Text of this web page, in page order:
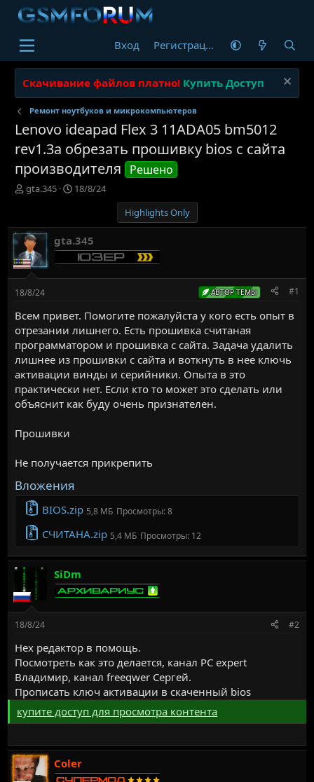
Вход Регистрация
Скачивание файлов платно! Купить Доступ
Ремонт ноутбуков и микрокомпьютеров
Lenovo ideapad Flex 3 11ADA05 bm5012
rev1.3a обрезать прошивку bios с сайта
производителя Решено
А
о
р
т
е
м
ы
gta.345
Д
а
н
а
ч
а
18/8/24
Highlights Only
gta.345
18/8/24 АВТОР ТЕМЫ #1
Всем привет. Помогите пожалуйста у кого есть опыт в
отрезании лишнего. Есть прошивка считаная
программатором и прошивка с сайта. Задача удалить
лишнее из прошивки с сайта и воткнуть в нее ключь
активации винды и серийники. Опыта в это
практически нет. Если кто то может это сделать или
объяснит как буду очень признателен.
Прошивки
Не получается прикрепить
Вложения
BIOS.zip 5,8 МБ Просмотры: 8
СЧИТАНА.zip 5,4 МБ Просмотры: 12
SiDm
18/8/24 #2
Hex редактор в помощь.
Посмотреть как это делается, канал PC expert
Владимир, канал freeqwer Сергей.
Прописать ключ активации в скаченный bios
купите доступ для просмотра контента
Coler